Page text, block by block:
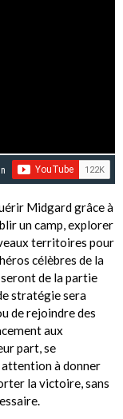
Midgard grâce à
un camp, explorer
territoires pour
célèbres de la
de la partie
stratégie sera
de rejoindre des
aux
part, se
à donner
la victoire, sans